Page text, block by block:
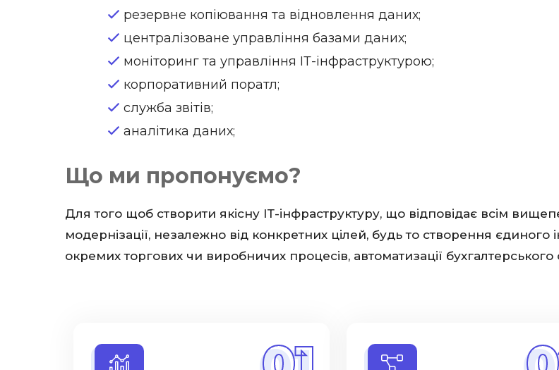
резервне копіювання та відновлення даних;
централізоване управління базами даних;
моніторинг та управління ІТ-інфраструктурою;
корпоративний поратл;
служба звітів;
аналітика даних;
Що ми пропонуємо?
Для того щоб створити якісну ІТ-інфраструктуру, що відповідає всім
модернізації, незалежно від конкретних цілей, будь то створення
окремих торгових чи виробничих процесів, автоматизації